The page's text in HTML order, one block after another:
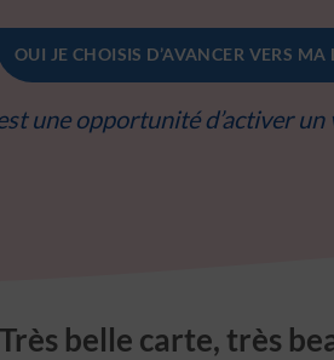
OUI JE CHOISIS D’AVANCER VERS MA
une opportunité d’activer
Très belle carte, très